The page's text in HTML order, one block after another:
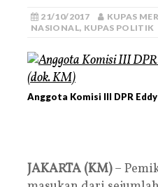
21/10/2017 KUPAS
NASIONAL, KUPAS POLITIK
Anggota Komisi III DPR
JAKARTA (KM)–